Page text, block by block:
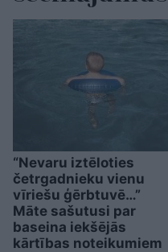
“Nevaru iztēloties
četrgadnieku vienu
vīriešu ģērbtuvē…”
Māte sašutusi par
baseina iekšējās
kārtības noteikumiem